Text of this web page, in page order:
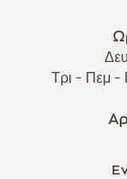
Τρι - Πεμ